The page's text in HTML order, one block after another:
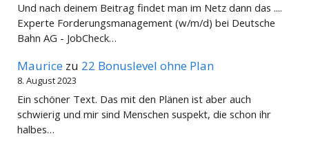
Und nach deinem Beitrag findet man im Netz dann das ....
Experte Forderungsmanagement (w/m/d) bei Deutsche
Bahn AG - JobCheck…
Maurice zu 22 Bonuslevel ohne Plan
8. August 2023
Ein schöner Text. Das mit den Plänen ist aber auch
schwierig und mir sind Menschen suspekt, die schon ihr
halbes…